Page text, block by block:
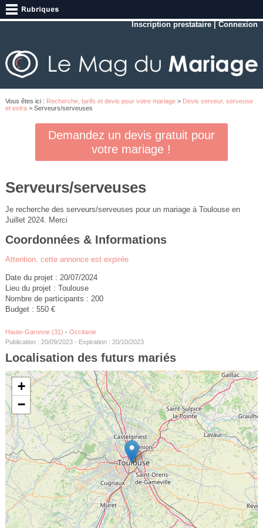
Inscription prestataire |Connexion
Vous êtes ici : Recherche, tarifs et devis pour votre mariage> Devis serveur, serveuse
et extra> Serveurs/serveuses
Demandez un devis gratuit pour
votre mariage !
Serveurs/serveuses
Je recherche des serveurs/serveuses pour un mariage à Toulouse en
Juillet 2024. Merci
Coordonnées & Informations
Attention, cette annonce est expirée
Date du projet : 20/07/2024
Lieu du projet : Toulouse
Nombre de participants : 200
Budget : 550 €
Haute-Garonne (31) - Occitanie
Publication : 20/09/2023 - Expiration : 20/10/2023
Localisation des futurs mariés
+
−